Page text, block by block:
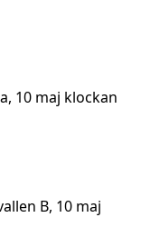
10 maj klockan
B, 10 maj